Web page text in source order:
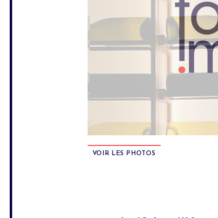
VOIR LES PHOTOS